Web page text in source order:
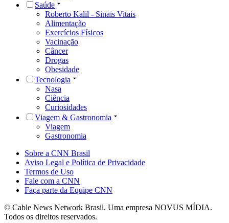
Saúde
Roberto Kalil - Sinais Vitais
Alimentação
Exercícios Físicos
Vacinação
Câncer
Drogas
Obesidade
Tecnologia
Nasa
Ciência
Curiosidades
Viagem & Gastronomia
Viagem
Gastronomia
Sobre a CNN Brasil
Aviso Legal e Política de Privacidade
Termos de Uso
Fale com a CNN
Faça parte da Equipe CNN
© Cable News Network Brasil. Uma empresa NOVUS MÍDIA.
Todos os direitos reservados.